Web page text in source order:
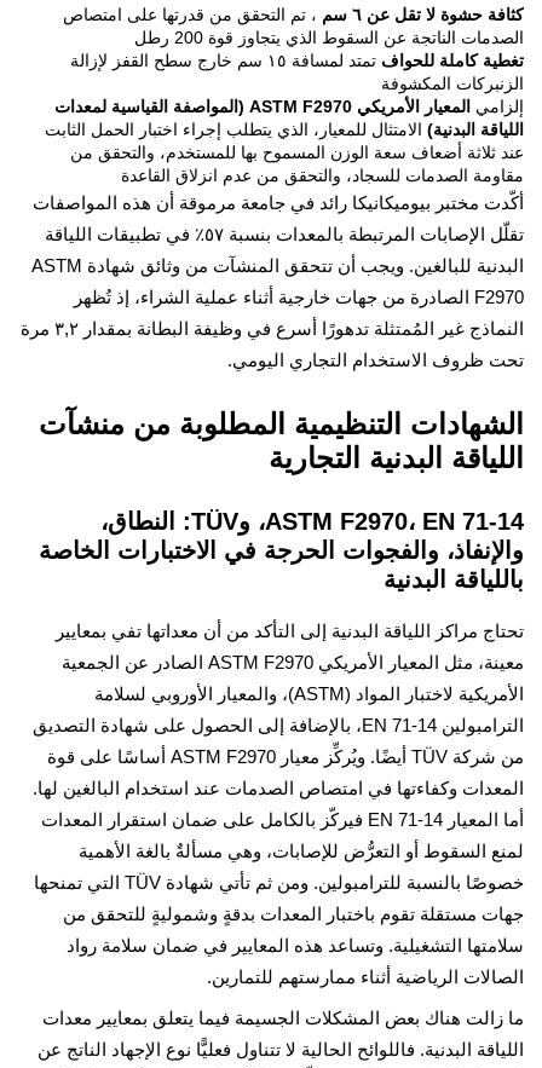
حشوة لا تقل عن ٦ سم
، تم التحقق من قدرتها على امتصاص
الناتجة عن السقوط الذي يتجاوز قوة 200 رطل
كاملة للحواف
تمتد لمسافة ١٥ سم خارج سطح القفز لإزالة
المكشوفة
المعيار الأمريكي ASTM F2970 (المواصفة القياسية لمعدات
البدنية)الامتثال للمعيار، الذي يتطلب إجراء اختبار الحمل الثابت
ثلاثة أضعاف سعة الوزن المسموح بها للمستخدم، والتحقق من
الصدمات للسجاد، والتحقق من عدم انزلاق القاعدة
مختبر بيوميكانيكا رائد في جامعة مرموقة أن هذه المواصفات
تقلّل الإصابات المرتبطة بالمعدات بنسبة ٥٧٪ في تطبيقات اللياقة
البدنية للبالغين. ويجب أن تتحقق المنشآت من وثائق شهادة ASTM
F2970 الصادرة من جهات خارجية أثناء عملية الشراء، إذ تُظهر
النماذج غير المُمتثلة تدهورًا أسرع في وظيفة البطانة بمقدار ٣,٢ مرة
ظروف الاستخدام التجاري اليومي.
التنظيمية المطلوبة من منشآت
البدنية التجارية
ASTM F2970، EN 71-14، وTÜV: النطاق،
والفجوات الحرجة في الاختبارات الخاصة
البدنية
مراكز اللياقة البدنية إلى التأكد من أن معداتها تفي بمعايير
معينة، مثل المعيار الأمريكي ASTM F2970 الصادر عن الجمعية
الأمريكية لاختبار المواد (ASTM)، والمعيار الأوروبي لسلامة
الترامبولين EN 71-14، بالإضافة إلى الحصول على شهادة التصديق
من شركة TÜV أيضًا. ويُركِّز معيار ASTM F2970 أساسًا على قوة
وكفاءتها في امتصاص الصدمات عند استخدام البالغين لها.
أما المعيار EN 71-14 فيركّز بالكامل على ضمان استقرار المعدات
السقوط أو التعرُّض للإصابات، وهي مسألةٌ بالغة الأهمية
خصوصًا بالنسبة للترامبولين. ومن ثم تأتي شهادة TÜV التي تمنحها
مستقلة تقوم باختبار المعدات بدقةٍ وشموليةٍ للتحقق من
التشغيلية. وتساعد هذه المعايير في ضمان سلامة رواد
الرياضية أثناء ممارستهم للتمارين.
هناك بعض المشكلات الجسيمة فيما يتعلق بمعايير معدات
البدنية. فاللوائح الحالية لا تتناول فعليًّا نوع الإجهاد الناتج عن